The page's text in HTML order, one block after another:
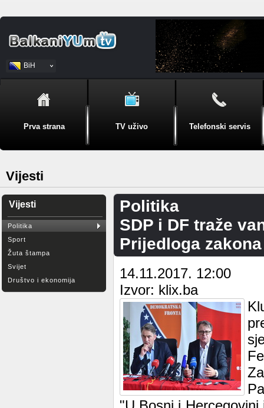
BiH
Srpski
Prva strana TV uživo Telefonski servis
Vijesti
Vijesti
Politika
Sport
Žuta štampa
Svijet
Društvo i ekonomija
Politika
SDP i DF traže
Prijedloga
14.11.2017. 12:00
Izvor: klix.ba